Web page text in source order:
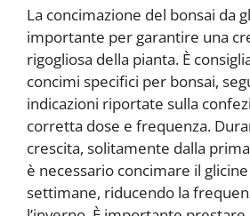
La concimazione del bonsai da
importante per garantire una
rigogliosa della pianta. È
concimi specifici per bonsai,
indicazioni riportate sulla
corretta dose e frequenza.
crescita, solitamente dalla
è necessario concimare il
settimane, riducendo la